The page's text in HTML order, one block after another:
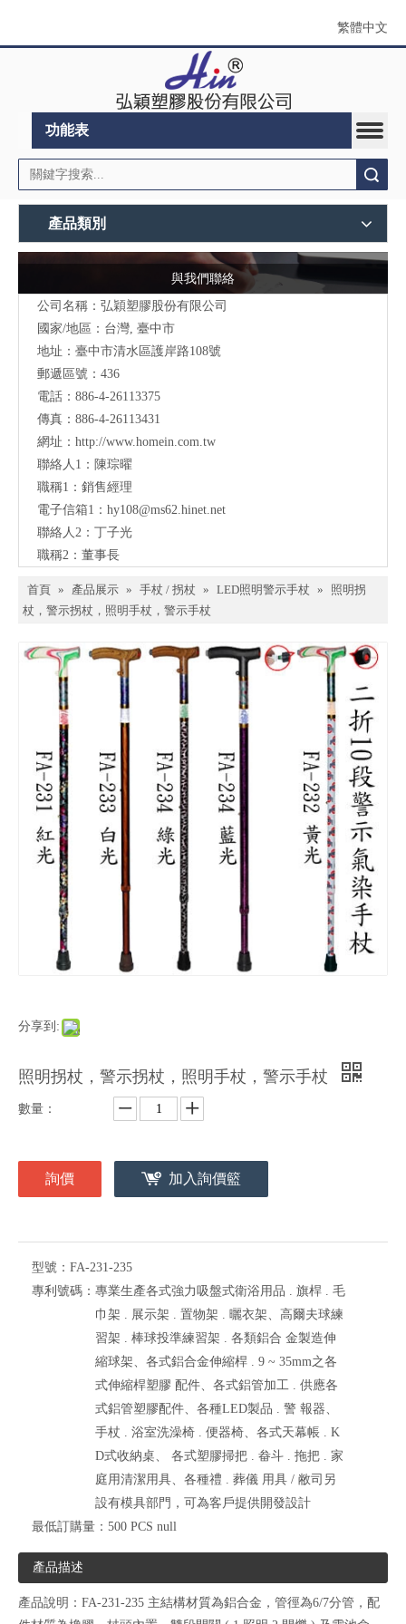
繁體中文
功能表
產品類別
與我們聯絡
公司名稱：弘穎塑膠股份有限公司
國家/地區：台灣, 臺中市
地址：臺中市清水區護岸路108號
郵遞區號：436
電話：886-4-26113375
傳真：886-4-26113431
網址： http://www.homein.com.tw
聯絡人1：陳琮曜
職稱1：銷售經理
電子信箱1： hy108@ms62.hinet.net
聯絡人2：丁子光
職稱2：董事長
首頁 » 產品展示 » 手杖 / 拐杖 » LED照明警示手杖 »
照明拐
杖，警示拐杖，照明手杖，警示手杖
分享到:
照明拐杖，警示拐杖，照明手杖，警示手杖
數量：
詢價 加入詢價籃
型號： FA-231-235
專利號碼： 專業生產各式強力吸盤式衛浴用品 . 旗桿 . 毛
巾架 . 展示架 . 置物架 . 曬衣架、高爾夫球練
習架 . 棒球投準練習架 . 各類鋁合 金製造伸
縮球架、各式鋁合金伸縮桿 . 9 ~ 35mm之各
式伸縮桿塑膠 配件、各式鋁管加工 . 供應各
式鋁管塑膠配件、各種LED製品 . 警 報器、
手杖 . 浴室洗澡椅 . 便器椅、各式天幕帳 . K
D式收納桌、 各式塑膠掃把 . 畚斗 . 拖把 . 家
庭用清潔用具、各種禮 . 葬儀 用具 / 敝司另
設有模具部門，可為客戶提供開發設計
最低訂購量： 500 PCS null
產品描述
產品說明：FA-231-235 主結構材質為鋁合金，管徑為6/7分管，配